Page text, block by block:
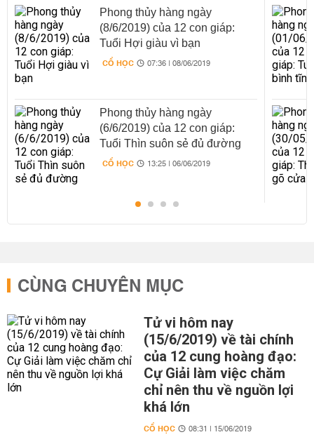
Phong thủy hàng ngày
(8/6/2019) của 12 con giáp:
Tuổi Hợi giàu vì bạn
CỔ HỌC 07:36 | 08/06/2019
Phong thủy hàng ngày
(6/6/2019) của 12 con giáp:
Tuổi Thìn suôn sẻ đủ đường
CỔ HỌC 13:25 | 06/06/2019
CÙNG CHUYÊN MỤC
Tử vi hôm nay
(15/6/2019) về tài chính
của 12 cung hoàng đạo:
Cự Giải làm việc chăm
chỉ nên thu về nguồn lợi
khá lớn
CỔ HỌC 08:31 | 15/06/2019